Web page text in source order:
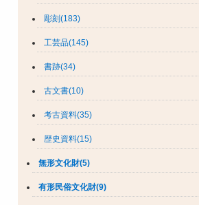
彫刻(183)
工芸品(145)
書跡(34)
古文書(10)
考古資料(35)
歴史資料(15)
無形文化財(5)
有形民俗文化財(9)